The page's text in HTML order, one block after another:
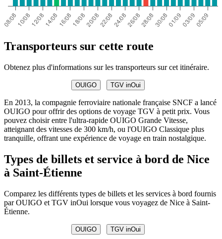
Transporteurs sur cette route
Obtenez plus d'informations sur les transporteurs sur cet itinéraire.
OUIGO TGV inOui
En 2013, la compagnie ferroviaire nationale française SNCF a lancé
OUIGO pour offrir des options de voyage TGV à petit prix. Vous
pouvez choisir entre l'ultra-rapide OUIGO Grande Vitesse,
atteignant des vitesses de 300 km/h, ou l'OUIGO Classique plus
tranquille, offrant une expérience de voyage en train nostalgique.
Types de billets et service à bord de Nice
à Saint-Étienne
Comparez les différents types de billets et les services à bord fournis
par OUIGO et TGV inOui lorsque vous voyagez de Nice à Saint-
Étienne.
OUIGO TGV inOui